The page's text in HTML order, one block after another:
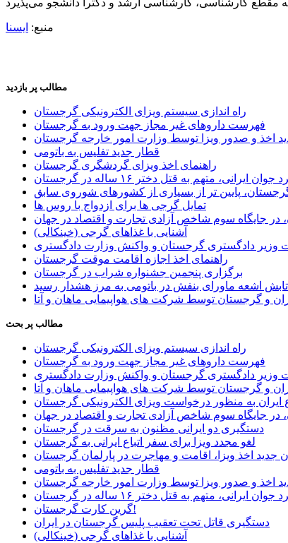
منبع: ایسنا
مطالب پر بازدید
راه اندازی سیستم ویزای الکترونیکی گرجستان
فهرست داروهای غیر مجاز جهت ورود به گرجستان
اخذ و صدور ویزا توسط وزارت امور خارجه گرجستان
قطار جدید تفلیس به باتومی
راهنمای اخذ ویزای گردشگری گرجستان
ایرانی، متهم به قتل دختر ۱۶ ساله در گرجستان
پایین تر از بسیاری از کشورهای شوروی سابق
تمایل گرجی ها برای ازدواج با روس ها
در جایگاه سوم شاخص آزادی تجارت و اقتصاد در جهان
آشنایی با غذاهای گرجی (خینکالی)
وزیر دادگستری گرجستان و واکنش وزارت دادگستری
راهنمای اخذ اجازه اقامت موقت گرجستان
برگزاری پنجمین جشنواره شراب در گرجستان
اشعه ماورای بنفش در باتومی به مرز هشدار رسید
و گرجستان توسط شرکت های هواپیمایی ماهان و آتا
مطالب پر بحث
راه اندازی سیستم ویزای الکترونیکی گرجستان
فهرست داروهای غیر مجاز جهت ورود به گرجستان
وزیر دادگستری گرجستان و واکنش وزارت دادگستری
و گرجستان توسط شرکت های هواپیمایی ماهان و آتا
ایران به منظور درخواست ویزای الکترونیکی گرجستان
در جایگاه سوم شاخص آزادی تجارت و اقتصاد در جهان
دستگیری دو ایرانی مظنون به سرقت در گرجستان
لغو مجدد ویزا برای سفر اتباع ایرانی به گرجستان
اخذ ویزا، اقامت و مهاجرت در پارلمان گرجستان
قطار جدید تفلیس به باتومی
اخذ و صدور ویزا توسط وزارت امور خارجه گرجستان
ایرانی، متهم به قتل دختر ۱۶ ساله در گرجستان
گرین کارت گرجستان!
دستگیری قاتل تحت تعقیب پلیس گرجستان در ایران
آشنایی با غذاهای گرجی (خینکالی)